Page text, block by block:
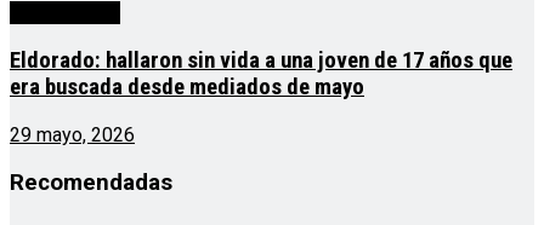
Eldorado: hallaron sin vida a una joven de 17 años que
era buscada desde mediados de mayo
29 mayo, 2026
Recomendadas